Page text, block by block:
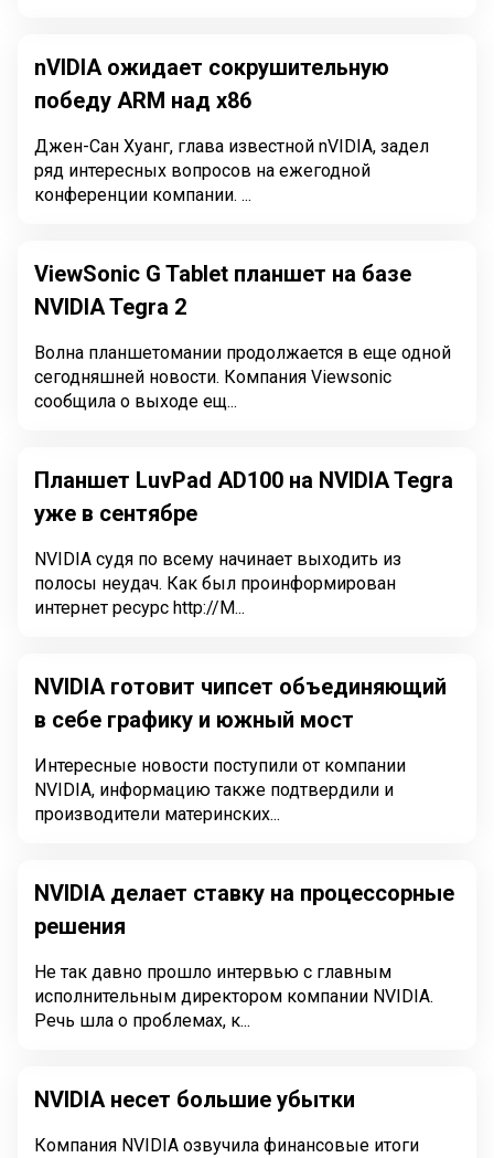
nVIDIA ожидает сокрушительную
победу ARM над x86
Джен-Сан Хуанг, глава известной nVIDIA, задел
ряд интересных вопросов на ежегодной
конференции компании. ...
ViewSonic G Tablet планшет на базе
NVIDIA Tegra 2
Волна планшетомании продолжается в еще одной
сегодняшней новости. Компания Viewsonic
сообщила о выходе ещ...
Планшет LuvPad AD100 на NVIDIA Tegra
уже в сентябре
NVIDIA судя по всему начинает выходить из
полосы неудач. Как был проинформирован
интернет ресурс http://M...
NVIDIA готовит чипсет объединяющий
в себе графику и южный мост
Интересные новости поступили от компании
NVIDIA, информацию также подтвердили и
производители материнских...
NVIDIA делает ставку на процессорные
решения
Не так давно прошло интервью с главным
исполнительным директором компании NVIDIA.
Речь шла о проблемах, к...
NVIDIA несет большие убытки
Компания NVIDIA озвучила финансовые итоги